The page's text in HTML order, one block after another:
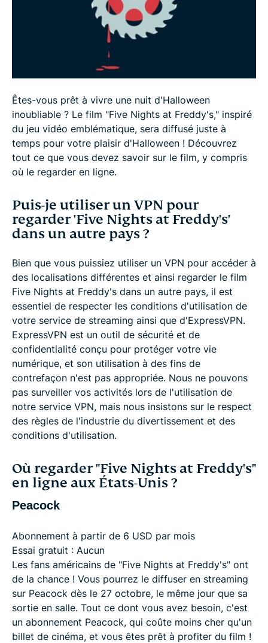
Diffusez 'Five Nights at Freddy's' en 3 étapes
Pourquoi choisir ExpressVPN pour le streaming
Qu'est-ce que "Five Nights at Freddy's" ?
Date de sortie du film "Five Nights at Freddy's
FAQ Five Nights at Freddy's
Êtes-vous prêt à vivre une nuit d'Halloween
inoubliable ? Le film "Five Nights at Freddy's," inspiré
du jeu vidéo emblématique, sera diffusé juste à
temps pour votre plaisir d'Halloween ! Découvrez
tout ce que vous devez savoir sur le film, y compris
où le regarder en ligne.
Puis-je utiliser un VPN pour
regarder 'Five Nights at Freddy's'
dans un autre pays ?
Bien que vous puissiez utiliser un VPN pour accéder à
des localisations différentes et ainsi regarder le film
Five Nights at Freddy's dans un autre pays, il est
essentiel de respecter les conditions d'utilisation de
votre service de streaming ainsi que d'ExpressVPN.
ExpressVPN est un outil de sécurité et de
confidentialité conçu pour protéger votre vie
numérique, et son utilisation à des fins de
contrefaçon n'est pas appropriée. Nous ne pouvons
pas surveiller vos activités lors de l'utilisation de
notre service VPN, mais nous insistons sur le respect
des règles de l'industrie du divertissement et des
conditions d'utilisation.
Où regarder "Five Nights at Freddy's"
en ligne aux États-Unis ?
Peacock
Abonnement à partir de 6 USD par mois
Essai gratuit : Aucun
Les fans américains de "Five Nights at Freddy's" ont
de la chance ! Vous pourrez le diffuser en streaming
sur Peacock dès le 27 octobre, le même jour que sa
sortie en salle. Tout ce dont vous avez besoin, c'est
un abonnement Peacock, qui coûte moins cher qu'un
billet de cinéma, et vous êtes prêt à profiter du film !